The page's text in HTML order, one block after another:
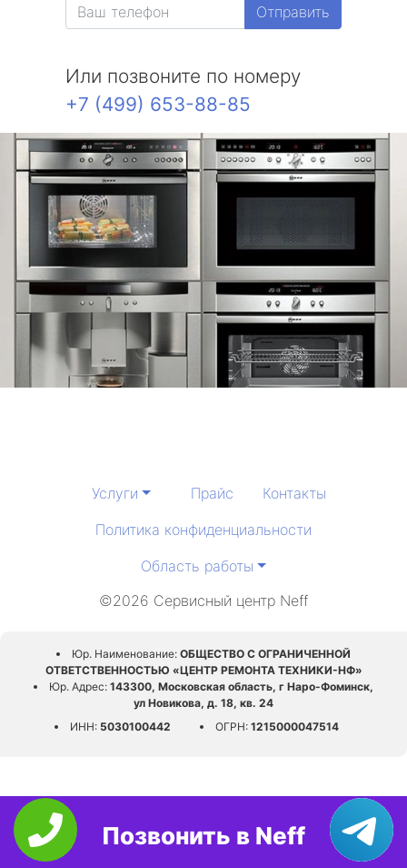
Отправить
Или позвоните по номеру
+7 (499) 653-88-85
Услуги Прайс
Контакты
Политика конфиденциальности
Область работы
©2026 Сервисный центр Neff
Юр. Наименование: ОБЩЕСТВО С ОГРАНИЧЕННОЙ
ОТВЕТСТВЕННОСТЬЮ «ЦЕНТР РЕМОНТА ТЕХНИКИ-НФ»
Юр. Адрес: 143300, Московская область, г Наро-Фоминск,
ул Новикова, д. 18, кв. 24
ИНН:5030100442 ОГРН:1215000047514
Позвонить в Neff